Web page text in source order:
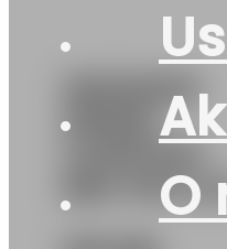
O
195/60R15
PRIME-
88V